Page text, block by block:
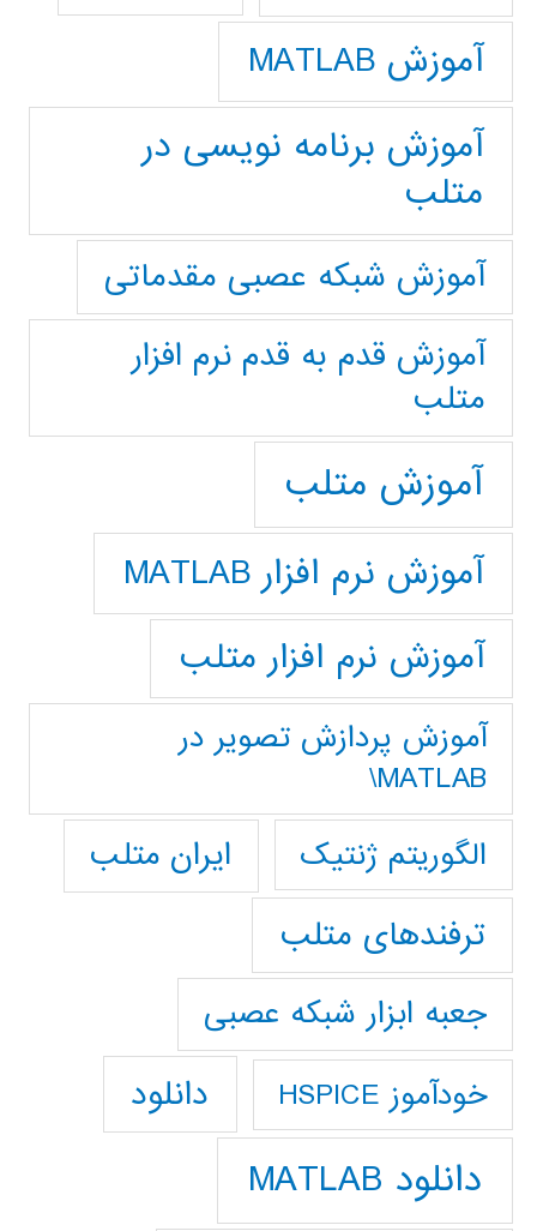
آموزش MATLAB
آموزش برنامه نویسی در
متلب
آموزش شبکه عصبی مقدماتی
آموزش قدم به قدم نرم افزار
متلب
آموزش متلب
آموزش نرم افزار MATLAB
آموزش نرم افزار متلب
آموزش پردازش تصوير در
MATLAB\
الگوریتم ژنتیک
ایران متلب
ترفندهای متلب
جعبه ابزار شبکه عصبی
خودآموز HSPICE دانلود
دانلود MATLAB